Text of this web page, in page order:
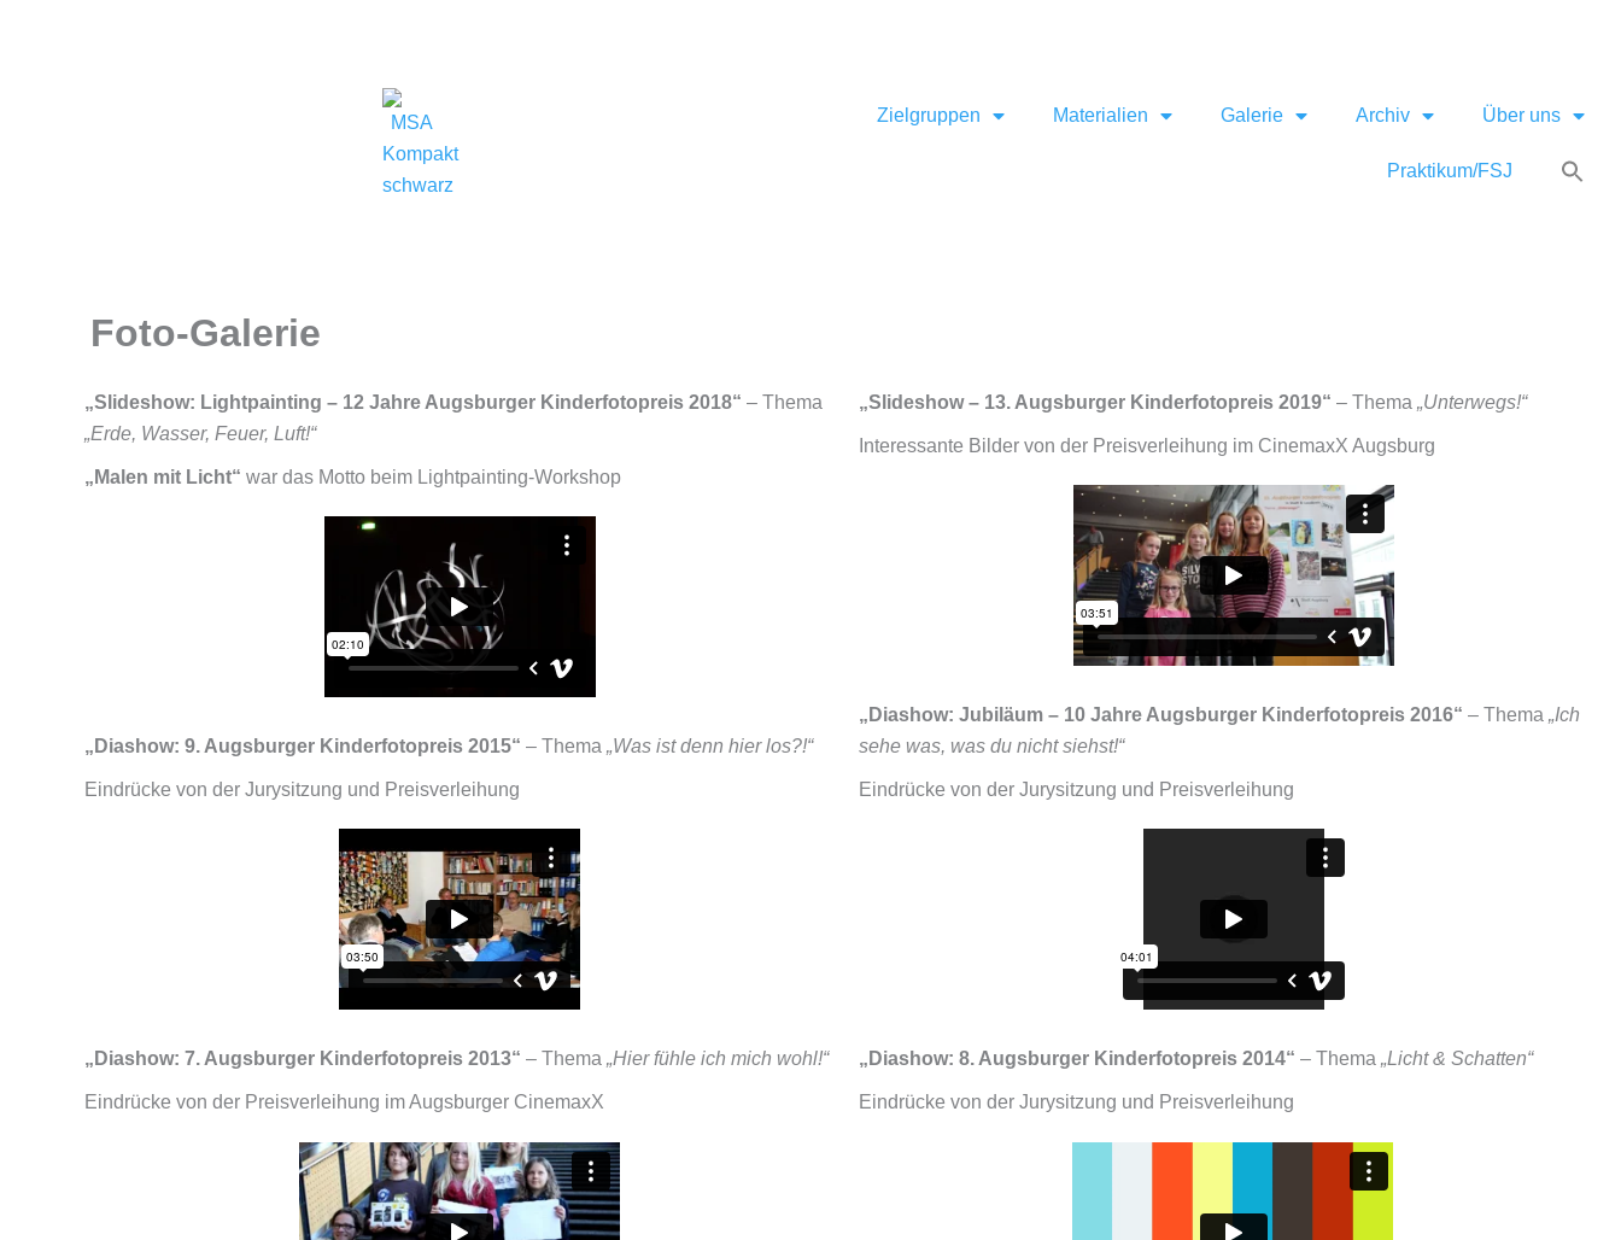
Zielgruppen Materialien Galerie Archiv Über uns
Praktikum/FSJ
Foto-Galerie
„Slideshow: Lightpainting – 12 Jahre Augsburger Kinderfotopreis 2018“ – Thema
„Erde, Wasser, Feuer, Luft!“
„Malen mit Licht“ war das Motto beim Lightpainting-Workshop
„Diashow: 9. Augsburger Kinderfotopreis 2015“ – Thema „Was ist denn hier los?!“
Eindrücke von der Jurysitzung und Preisverleihung
„Diashow: 7. Augsburger Kinderfotopreis 2013“ – Thema „Hier fühle ich mich wohl!“
Eindrücke von der Preisverleihung im Augsburger CinemaxX
„Slideshow – 13. Augsburger Kinderfotopreis 2019“ – Thema „Unterwegs!“
Interessante Bilder von der Preisverleihung im CinemaxX Augsburg
„Diashow: Jubiläum – 10 Jahre Augsburger Kinderfotopreis 2016“ – Thema „Ich
sehe was, was du nicht siehst!“
Eindrücke von der Jurysitzung und Preisverleihung
„Diashow: 8. Augsburger Kinderfotopreis 2014“ – Thema „Licht & Schatten“
Eindrücke von der Jurysitzung und Preisverleihung